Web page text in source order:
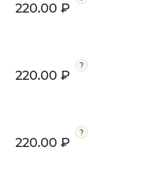
220.00 ₽
220.00 ₽
220.00 ₽